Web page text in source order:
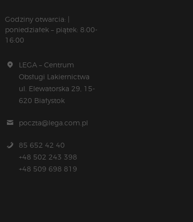
Godziny otwarcia: |
poniedziałek – piątek: 8:00-
16:00
LEGA – Centrum
Obsługi Lakiernictwa
ul. Elewatorska 29, 15-
620 Białystok
poczta@lega.com.pl
85 652 42 40
+48 502 243 398
+48 509 698 819